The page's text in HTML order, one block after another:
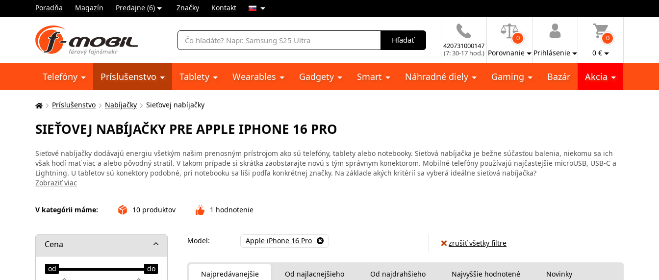
Poradňa Magazín Predajne (6) Značky Kontakt
Vyhľadávanie
Hľadať
420731000147
(7: 30-17 hod.)
0
Porovnanie Prihlásenie
0
0 €
Telefóny Príslušenstvo Tablety Wearables Gadgety Smart Náhradné diely Gaming Bazár Akcia
Tu
nachádzate:
Príslušenstvo Nabíjačky Sieťovej nabíjačky
SIEŤOVEJ NABÍJAČKY PRE APPLE IPHONE 16 PRO
Sieťové nabíjačky dodávajú energiu všetkým našim prenosným prístrojom ako sú telefóny, tablety alebo notebooky. Sieťová nabíjačka je bežne súčasťou balenia, niekomu sa ich
však hodí mať viac a alebo pôvodný stratil. V takom prípade si skrátka zaobstarajte novú s tým správnym konektorom. Mobilné telefóny používajú najčastejšie microUSB, USB-C a
Lightning. U tabletov sú konektory podobné, pri notebooku sa líši podľa konkrétnej značky. Na základe akých kritérií sa vyberá ideálne sieťová nabíjačka?
Zobraziť viac
V kategórii máme: 10 produktov 1 hodnotenie
Cena Model: Apple iPhone 16 Pro zrušiť všetky filtre
Najpredávanejšie Od najlacnejšieho Od najdrahšieho Najvyššie hodnotené Novinky